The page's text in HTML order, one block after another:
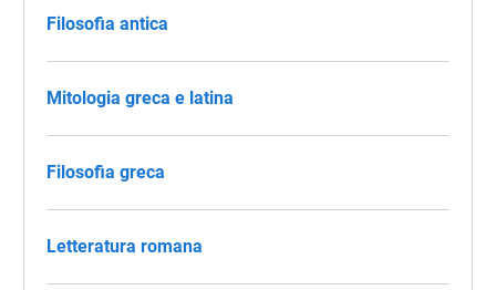
Filosofia antica
Mitologia greca e latina
Filosofia greca
Letteratura romana